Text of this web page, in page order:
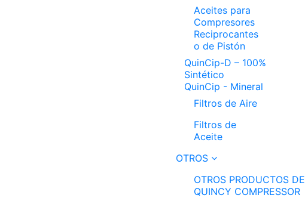
Aceites para
Compresores
Reciprocantes
o de Pistón
QuinCip-D – 100%
Sintético
QuinCip - Mineral
Filtros de Aire
Filtros de
Aceite
OTROS
OTROS PRODUCTOS DE
QUINCY COMPRESSOR